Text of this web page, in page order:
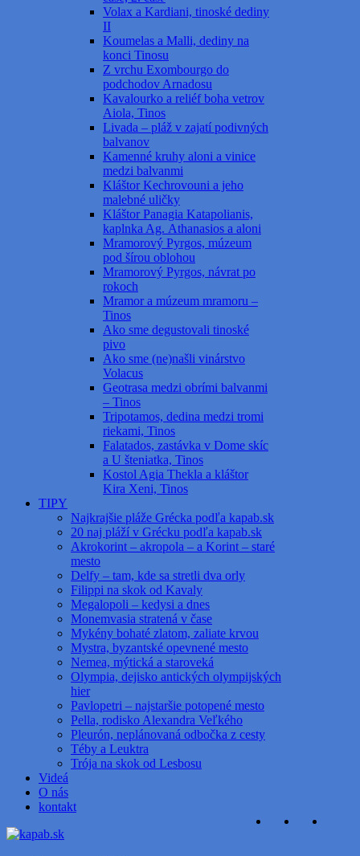
Volax a Kardiani, tinoské dediny
II
Koumelas a Malli, dediny na
konci Tinosu
Z vrchu Exombourgo do
podchodov Arnadosu
Kavalourko a reliéf boha vetrov
Aiola, Tinos
Livada – pláž v zajatí podivných
balvanov
Kamenné kruhy aloni a vinice
medzi balvanmi
Kláštor Kechrovouni a jeho
malebné uličky
Kláštor Panagia Katapolianis,
kaplnka Ag. Athanasios a aloni
Mramorový Pyrgos, múzeum
pod šírou oblohou
Mramorový Pyrgos, návrat po
rokoch
Mramor a múzeum mramoru –
Tinos
Ako sme degustovali tinoské
pivo
Ako sme (ne)našli vinárstvo
Volacus
Geotrasa medzi obrími balvanmi
– Tinos
Tripotamos, dedina medzi tromi
riekami, Tinos
Falatados, zastávka v Dome skíc
a U šteniatka, Tinos
Kostol Agia Thekla a kláštor
Kira Xeni, Tinos
TIPY
Najkrajšie pláže Grécka podľa kapab.sk
20 naj pláží v Grécku podľa kapab.sk
Akrokorint – akropola – a Korint – staré
mesto
Delfy – tam, kde sa stretli dva orly
Filippi na skok od Kavaly
Megalopoli – kedysi a dnes
Monemvasia stratená v čase
Mykény bohaté zlatom, zaliate krvou
Mystra, byzantské opevnené mesto
Nemea, mýtická a staroveká
Olympia, dejisko antických olympijských
hier
Pavlopetri – najstaršie potopené mesto
Pella, rodisko Alexandra Veľkého
Pleurón, neplánovaná odbočka z cesty
Téby a Leuktra
Trója na skok od Lesbosu
Videá
O nás
kontakt